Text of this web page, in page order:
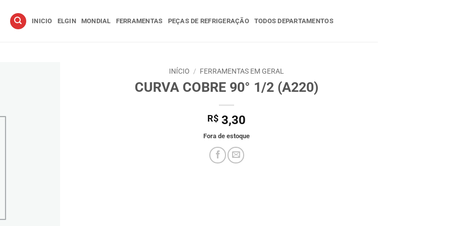
INICIO ELGIN MONDIAL FERRAMENTAS PEÇAS DE REFRIGERAÇÃO TODOS DEPARTAMENTOS
INÍCIO / FERRAMENTAS EM GERAL
CURVA COBRE 90° 1/2 (A220)
R$ 3,30
Fora de estoque